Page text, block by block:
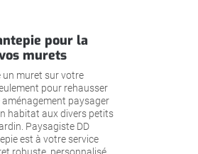
pour la
murets
muret sur votre
pour rehausser
aménagement paysager
habitat aux divers petits
Paysagiste DD
est à votre service